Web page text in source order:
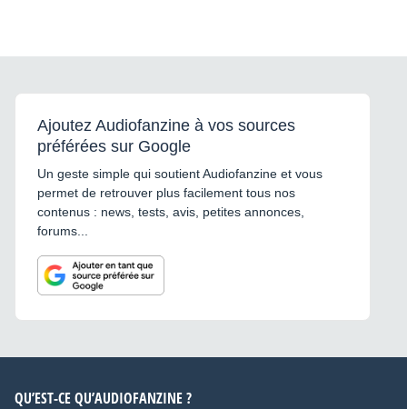
Ajoutez Audiofanzine à vos sources
préférées sur Google
Un geste simple qui soutient Audiofanzine et vous
permet de retrouver plus facilement tous nos
contenus : news, tests, avis, petites annonces,
forums...
QU’EST-CE QU’AUDIOFANZINE ?